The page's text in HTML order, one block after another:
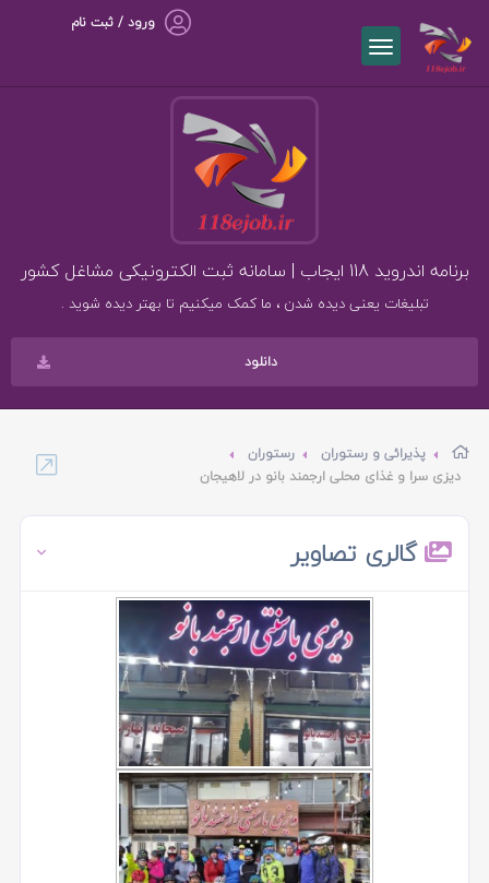
ورود / ثبت نام
برنامه اندروید 118 ایجاب | سامانه ثبت الکترونیکی مشاغل کشور
تبلیغات یعنی دیده شدن ، ما کمک میکنیم تا بهتر دیده شوید .
دانلود
پذیرائی و رستوران
رستوران
دیزی سرا و غذای محلی ارجمند بانو در لاهیجان
گالری تصاویر